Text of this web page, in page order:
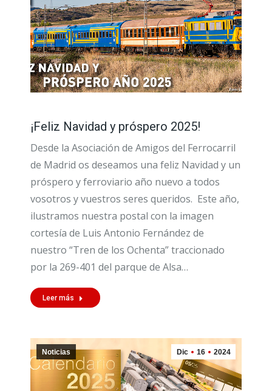
¡Feliz Navidad y próspero 2025!
Desde la Asociación de Amigos del Ferrocarril
de Madrid os deseamos una feliz Navidad y un
próspero y ferroviario año nuevo a todos
vosotros y vuestros seres queridos. Este año,
ilustramos nuestra postal con la imagen
cortesía de Luis Antonio Fernández de
nuestro “Tren de los Ochenta” traccionado
por la 269-401 del parque de Alsa…
Leer más
Dic 16 2024
Noticias